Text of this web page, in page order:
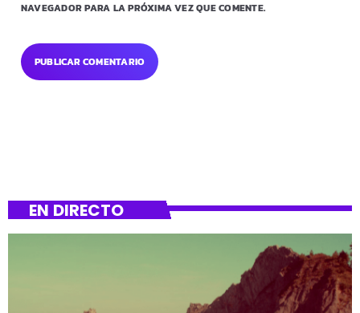
NAVEGADOR PARA LA PRÓXIMA VEZ QUE COMENTE.
EN DIRECTO